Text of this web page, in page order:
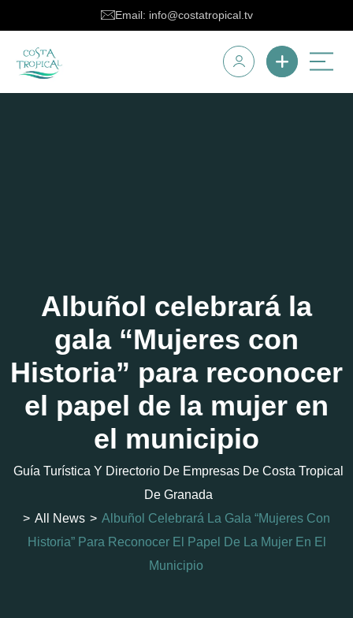
Email: info@costatropical.tv
Albuñol celebrará la
gala “Mujeres con
Historia” para reconocer
el papel de la mujer en
el municipio
Guía Turística Y Directorio De Empresas De Costa Tropical
De Granada
> All News > Albuñol Celebrará La Gala “Mujeres Con
Historia” Para Reconocer El Papel De La Mujer En El
Municipio